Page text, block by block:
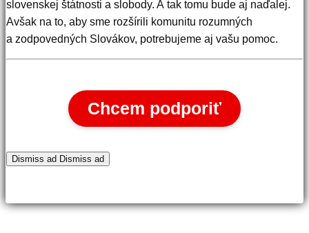
slovenskej štátnosti a slobody. A tak tomu bude aj naďalej.
Avšak na to, aby sme rozšírili komunitu rozumných
a zodpovedných Slovákov, potrebujeme aj vašu pomoc.
Chcem podporiť
Dismiss ad Dismiss ad